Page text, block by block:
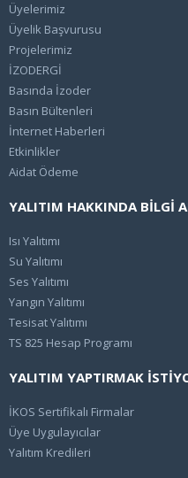
Üyelerimiz
Üyelik Başvurusu
Projelerimiz
İZODERGİ
Basında İzoder
Basın Bültenleri
İnternet Haberleri
Etkinlikler
Aidat Ödeme
YALITIM HAKKINDA BİLGİ
Isı Yalıtımı
Su Yalıtımı
Ses Yalıtımı
Yangın Yalıtımı
Tesisat Yalıtımı
TS 825 Hesap Programı
YALITIM YAPTIRMAK
İKOS Sertifikalı Firmalar
Üye Uygulayıcılar
Yalıtım Kredileri